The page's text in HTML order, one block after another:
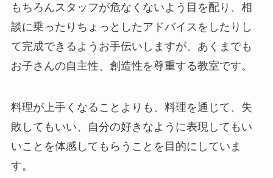
もちろんスタッフが危なくないよう目を配り、相
談に乗ったりちょっとしたアドバイスをしたりし
て完成できるようお手伝いしますが、あくまでも
お子さんの自主性、創造性を尊重する教室です。
料理が上手くなることよりも、料理を通じて、失
敗してもいい、自分の好きなように表現してもい
いことを体感してもらうことを目的にしていま
す。